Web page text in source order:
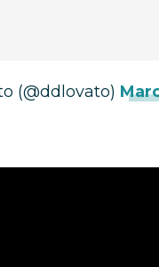
(@ddlovato)